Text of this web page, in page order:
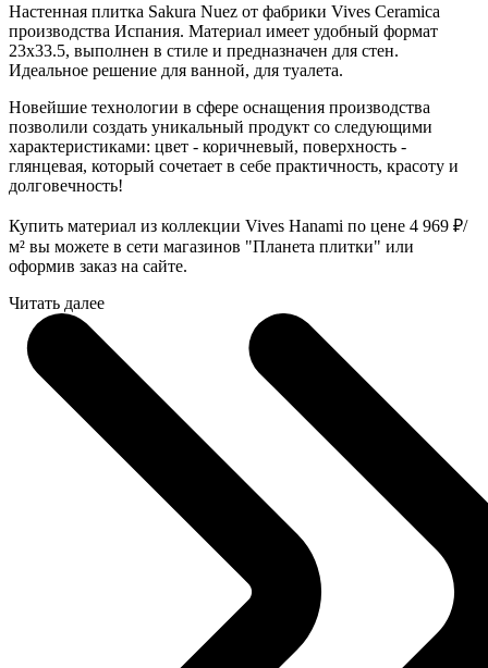
Настенная плитка Sakura Nuez от фабрики Vives Ceramica
производства Испания. Материал имеет удобный формат
23x33.5, выполнен в стиле и предназначен для стен.
Идеальное решение для ванной, для туалета.
Новейшие технологии в сфере оснащения производства
позволили создать уникальный продукт со следующими
характеристиками: цвет - коричневый, поверхность -
глянцевая, который сочетает в себе практичность, красоту и
долговечность!
Купить материал из коллекции Vives Hanami по цене 4 969 ₽/
м² вы можете в сети магазинов "Планета плитки" или
оформив заказ на сайте.
Читать далее